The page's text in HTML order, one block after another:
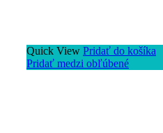
Quick View Pridať do košíka
Pridať medzi obľúbené